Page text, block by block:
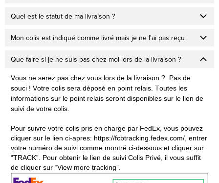
Quel est le statut de ma livraison ?
Mon colis est indiqué comme livré mais je ne l'ai pas reçu
Que faire si je ne suis pas chez moi lors de la livraison ?
Vous ne serez pas chez vous lors de la livraison ?  Pas de
souci ! Votre colis sera déposé en point relais. Toutes les
informations sur le point relais seront disponibles sur le lien de
suivi de votre colis.
Pour suivre votre colis pris en charge par FedEx, vous pouvez
cliquer sur le lien ci-apres: https://fcbtracking.fedex.com/, entrer
votre numéro de suivi comme montré ci-dessous et cliquer sur
“TRACK”. Pour obtenir le lien de suivi Colis Privé, il vous suffit
de cliquer sur “View more tracking”.